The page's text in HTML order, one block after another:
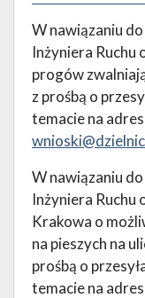
W nawiązaniu
Inżyniera Ruchu
progów
z prośbą o
temacie na
W nawiązaniu
Inżyniera Ruchu
Krakowa o
na pieszych na
prośbą o
temacie na